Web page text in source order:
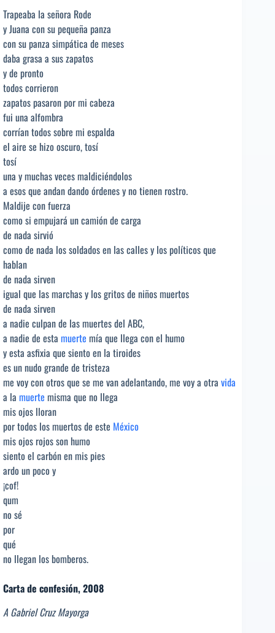
Trapeaba la señora Rode
y Juana con su pequeña panza
con su panza simpática de meses
daba grasa a sus zapatos
y de pronto
todos corrieron
zapatos pasaron por mi cabeza
fui una alfombra
corrían todos sobre mi espalda
el aire se hizo oscuro, tosí
tosí
una y muchas veces maldiciéndolos
a esos que andan dando órdenes y no tienen rostro.
Maldije con fuerza
como si empujará un camión de carga
de nada sirvió
como de nada los soldados en las calles y los políticos que
hablan
de nada sirven
igual que las marchas y los gritos de niños muertos
de nada sirven
a nadie culpan de las muertes del ABC,
a nadie de esta muerte mía que llega con el humo
y esta asfixia que siento en la tiroides
es un nudo grande de tristeza
me voy con otros que se me van adelantando, me voy a otra vida
a la muerte misma que no llega
mis ojos lloran
por todos los muertos de este México
mis ojos rojos son humo
siento el carbón en mis pies
ardo un poco y
¡cof!
qum
no sé
por
qué
no llegan los bomberos.
Carta de confesión, 2008
A Gabriel Cruz Mayorga